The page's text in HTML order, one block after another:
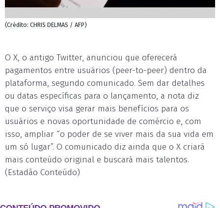
(Crédito: CHRIS DELMAS / AFP)
O X, o antigo Twitter, anunciou que oferecerá
pagamentos entre usuários (peer-to-peer) dentro da
plataforma, segundo comunicado. Sem dar detalhes
ou datas específicas para o lançamento, a nota diz
que o serviço visa gerar mais benefícios para os
usuários e novas oportunidade de comércio e, com
isso, ampliar “o poder de se viver mais da sua vida em
um só lugar”. O comunicado diz ainda que o X criará
mais conteúdo original e buscará mais talentos.
(Estadão Conteúdo)